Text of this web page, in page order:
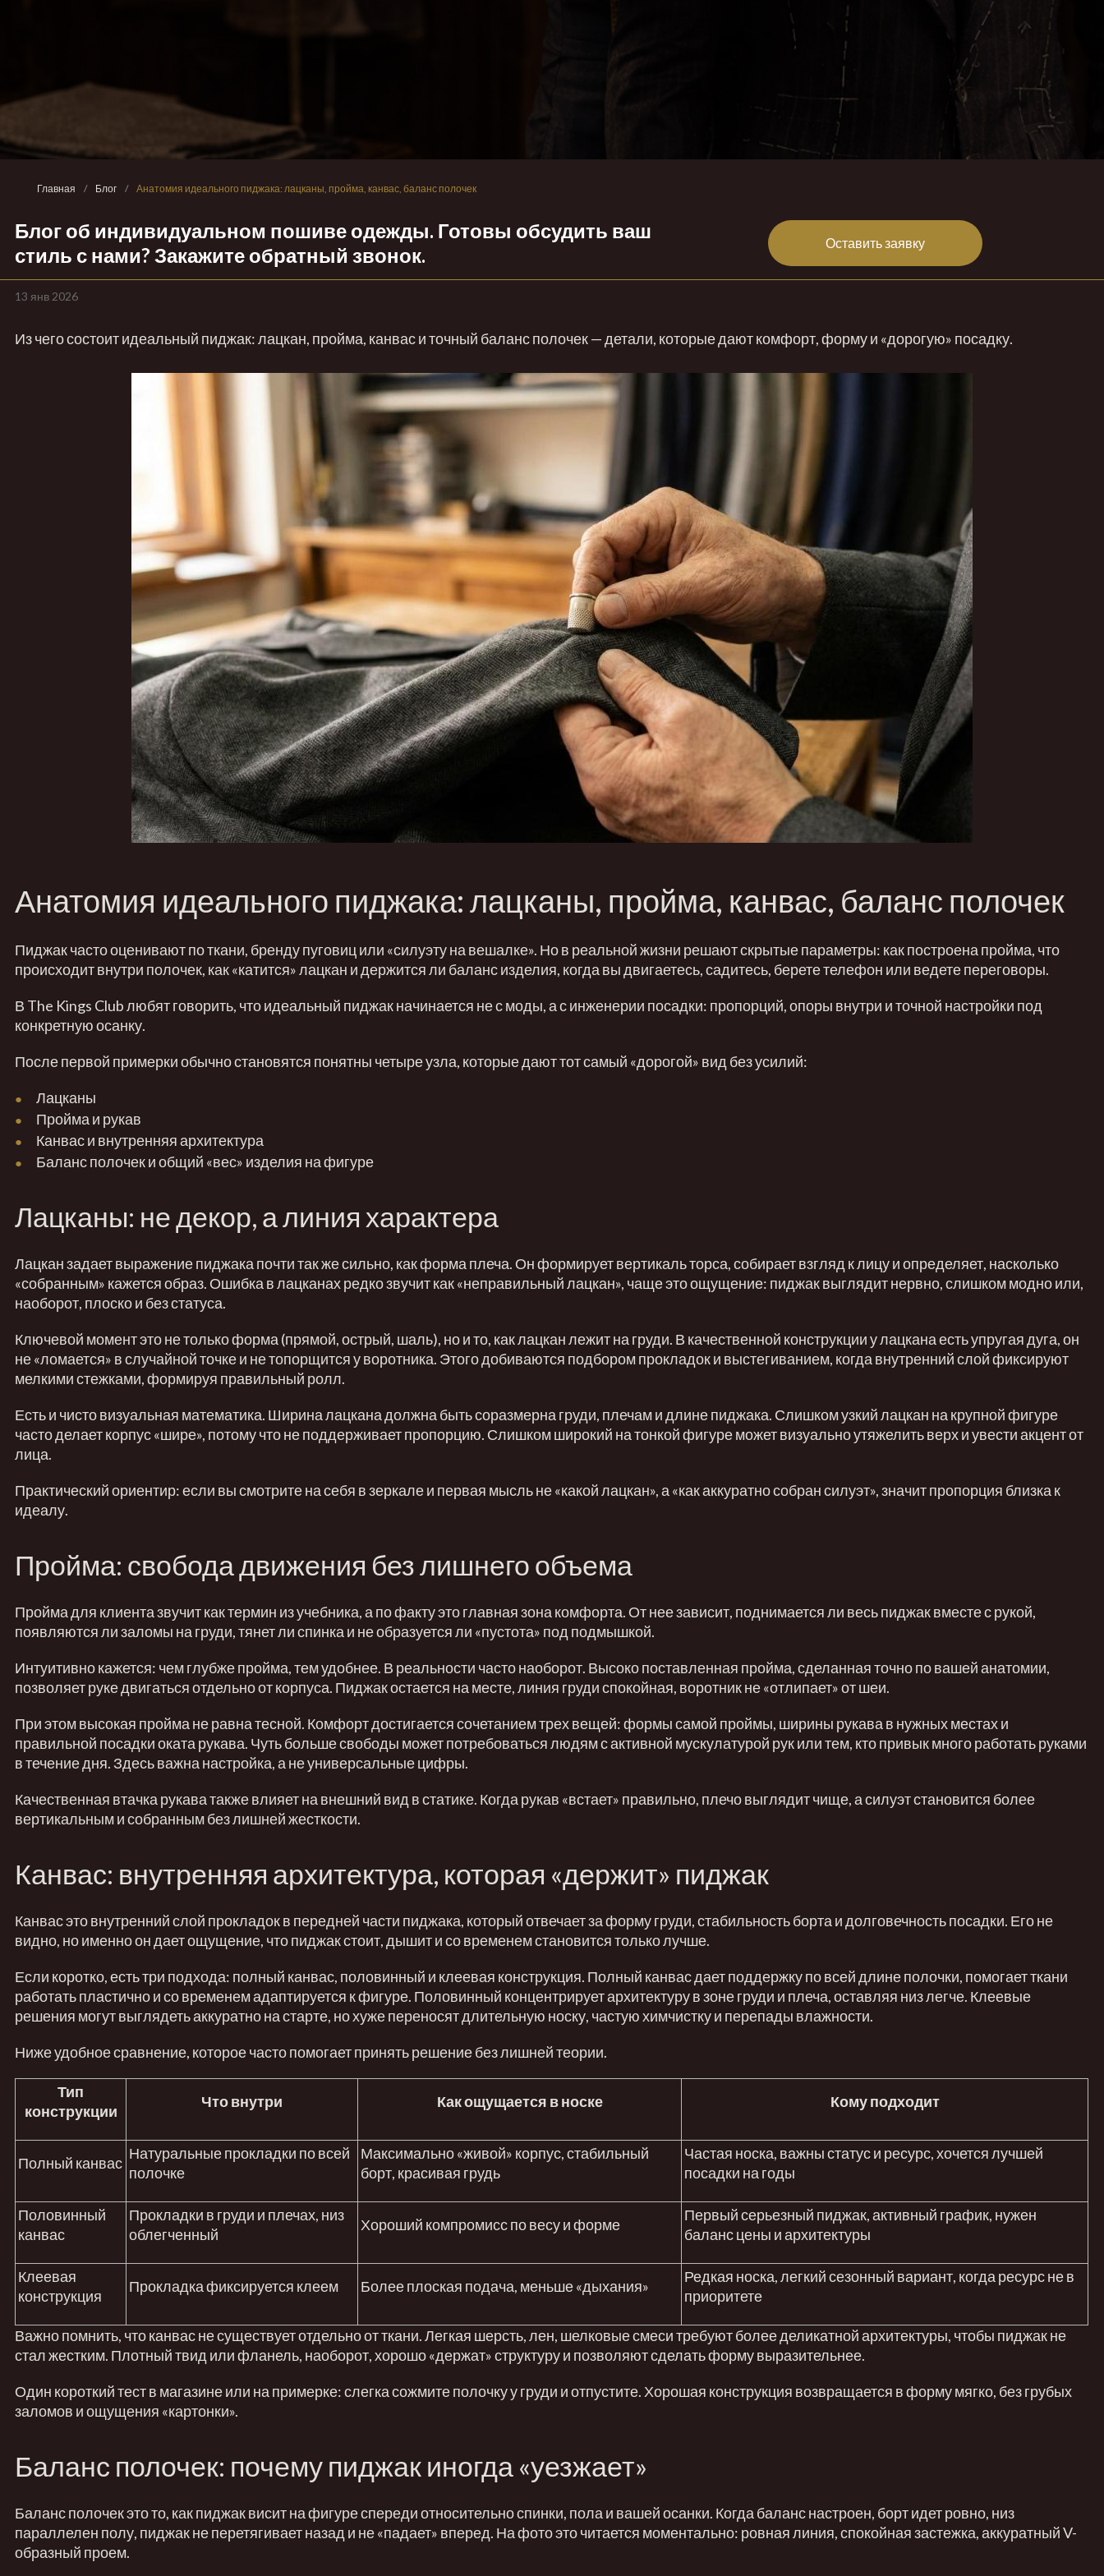
Главная / Блог / Анатомия идеального пиджака: лацканы, пройма, канвас, баланс полочек
Блог об индивидуальном пошиве одежды. Готовы обсудить ваш
стиль с нами? Закажите обратный звонок.
Оставить заявку
13 янв 2026
Из чего состоит идеальный пиджак: лацкан, пройма, канвас и точный баланс полочек — детали, которые дают комфорт, форму и «дорогую» посадку.
Анатомия идеального пиджака: лацканы, пройма, канвас, баланс полочек
Пиджакчасто оценивают по ткани, бренду пуговиц или «силуэту на вешалке». Но в реальной жизни решают скрытые параметры: как построена пройма, что
происходит внутри полочек, как «катится» лацкан и держится ли баланс изделия, когда вы двигаетесь, садитесь, берете телефон или ведете переговоры.
В The Kings Clubлюбят говорить, что идеальный пиджак начинается не с моды, а с инженерии посадки: пропорций, опоры внутри и точной настройки под
конкретную осанку.
После первой примерки обычно становятся понятны четыре узла, которые дают тот самый «дорогой» вид без усилий:
Лацканы
Пройма и рукав
Канвас и внутренняя архитектура
Баланс полочек и общий «вес» изделия на фигуре
Лацканы: не декор, а линия характера
Лацкан задает выражение пиджака почти так же сильно, как форма плеча. Он формирует вертикаль торса, собирает взгляд к лицу и определяет, насколько
«собранным» кажется образ. Ошибка в лацканах редко звучит как «неправильный лацкан», чаще это ощущение: пиджак выглядит нервно, слишком модно или,
наоборот, плоско и без статуса.
Ключевой момент это не только форма (прямой, острый, шаль), но и то, как лацкан лежит на груди. В качественной конструкции у лацкана есть упругая дуга, он
не «ломается» в случайной точке и не топорщится у воротника. Этого добиваются подбором прокладок и выстегиванием, когда внутренний слой фиксируют
мелкими стежками, формируя правильный ролл.
Есть и чисто визуальная математика. Ширина лацкана должна быть соразмерна груди, плечам и длине пиджака. Слишком узкий лацкан на крупной фигуре
часто делает корпус «шире», потому что не поддерживает пропорцию. Слишком широкий на тонкой фигуре может визуально утяжелить верх и увести акцент от
лица.
Практический ориентир: если вы смотрите на себя в зеркале и первая мысль не «какой лацкан», а «как аккуратно собран силуэт», значит пропорция близка к
идеалу.
Пройма: свобода движения без лишнего объема
Пройма для клиента звучит как термин из учебника, а по факту это главная зона комфорта. От нее зависит, поднимается ли весь пиджак вместе с рукой,
появляются ли заломы на груди, тянет ли спинка и не образуется ли «пустота» под подмышкой.
Интуитивно кажется: чем глубже пройма, тем удобнее. В реальности часто наоборот. Высоко поставленная пройма, сделанная точно по вашей анатомии,
позволяет руке двигаться отдельно от корпуса. Пиджак остается на месте, линия груди спокойная, воротник не «отлипает» от шеи.
При этом высокая пройма не равна тесной. Комфорт достигается сочетанием трех вещей: формы самой проймы, ширины рукава в нужных местах и
правильной посадки оката рукава. Чуть больше свободы может потребоваться людям с активной мускулатурой рук или тем, кто привык много работать руками
в течение дня. Здесь важна настройка, а не универсальные цифры.
Качественная втачка рукава также влияет на внешний вид в статике. Когда рукав «встает» правильно, плечо выглядит чище, а силуэт становится более
вертикальным и собранным без лишней жесткости.
Канвас: внутренняя архитектура, которая «держит» пиджак
Канвас это внутренний слой прокладок в передней части пиджака, который отвечает за форму груди, стабильность борта и долговечность посадки. Его не
видно, но именно он дает ощущение, что пиджак стоит, дышит и со временем становится только лучше.
Если коротко, есть три подхода: полный канвас, половинный и клеевая конструкция. Полный канвас дает поддержку по всей длине полочки, помогает ткани
работать пластично и со временем адаптируется к фигуре. Половинный концентрирует архитектуру в зоне груди и плеча, оставляя низ легче. Клеевые
решения могут выглядеть аккуратно на старте, но хуже переносят длительную носку, частую химчистку и перепады влажности.
Ниже удобное сравнение, которое часто помогает принять решение без лишней теории.
Тип
конструкции
Что внутри Как ощущается в носке Кому подходит
Полный канвас
Натуральные прокладки по всей
полочке
Максимально «живой» корпус, стабильный
борт, красивая грудь
Частая носка, важны статус и ресурс, хочется лучшей
посадки на годы
Половинный
канвас
Прокладки в груди и плечах, низ
облегченный
Хороший компромисс по весу и форме
Первый серьезный пиджак, активный график, нужен
баланс цены и архитектуры
Клеевая
конструкция
Прокладка фиксируется клеем Более плоская подача, меньше «дыхания»
Редкая носка, легкий сезонный вариант, когда ресурс не в
приоритете
Важно помнить, что канвас не существует отдельно от ткани. Легкая шерсть, лен, шелковые смеси требуют более деликатной архитектуры, чтобы пиджак не
стал жестким. Плотный твид или фланель, наоборот, хорошо «держат» структуру и позволяют сделать форму выразительнее.
Один короткий тест в магазине или на примерке: слегка сожмите полочку у груди и отпустите. Хорошая конструкция возвращается в форму мягко, без грубых
заломов и ощущения «картонки».
Баланс полочек: почему пиджак иногда «уезжает»
Баланс полочек это то, как пиджак висит на фигуре спереди относительно спинки, пола и вашей осанки. Когда баланс настроен, борт идет ровно, низ
параллелен полу, пиджак не перетягивает назад и не «падает» вперед. На фото это читается моментально: ровная линия, спокойная застежка, аккуратный V-
образный проем.